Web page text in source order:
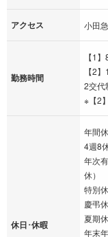
アクセス 小田
勤務時間
【1
【2
2交代
※【2
休日･休暇
年間
4週8
年次
休）
特別
慶弔
夏期
年末